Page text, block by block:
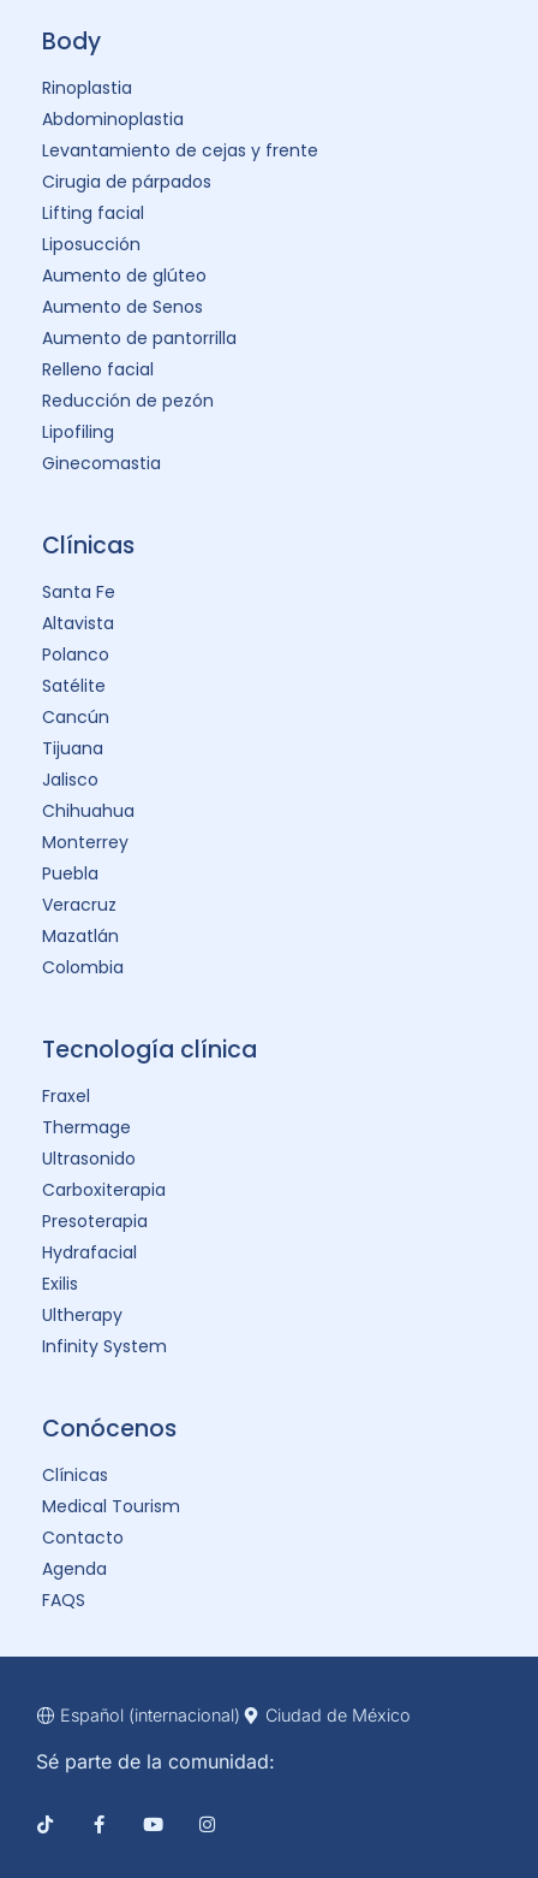
Body
Rinoplastia
Abdominoplastia
Levantamiento de cejas y frente
Cirugia de párpados
Lifting facial
Liposucción
Aumento de glúteo
Aumento de Senos
Aumento de pantorrilla
Relleno facial
Reducción de pezón
Lipofiling
Ginecomastia
Clínicas
Santa Fe
Altavista
Polanco
Satélite
Cancún
Tijuana
Jalisco
Chihuahua
Monterrey
Puebla
Veracruz
Mazatlán
Colombia
Tecnología clínica
Fraxel
Thermage
Ultrasonido
Carboxiterapia
Presoterapia
Hydrafacial
Exilis
Ultherapy
Infinity System
Conócenos
Clínicas
Medical Tourism
Contacto
Agenda
FAQS
Español (internacional) Ciudad de México
Sé parte de la comunidad: